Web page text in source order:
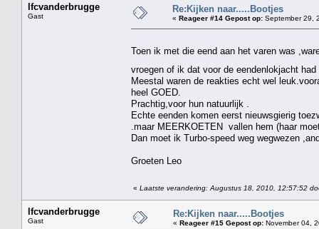
lfcvanderbrugge
Gast
Re:Kijken naar.....Bootjes
« Reageer #14 Gepost op: September 29,
Toen ik met die eend aan het varen was
vroegen of ik dat voor de eendenlokjacht
Meestal waren de reakties echt wel
heel GOED.
Prachtig,voor hun natuurlijk .
Echte eenden komen eerst nieuwsgierig
.maar MEERKOETEN vallen hem (haar
Dan moet ik Turbo-speed weg wegwezen
Groeten Leo
« Laatste verandering: Augustus 18, 2010, 12:57:52
lfcvanderbrugge
Gast
Re:Kijken naar.....Bootjes
« Reageer #15 Gepost op: November 04,